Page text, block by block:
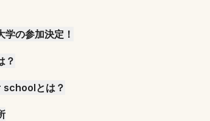
学の参加決定！
？
とは？